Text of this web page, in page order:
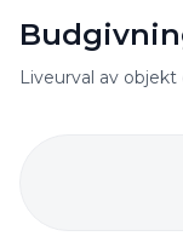
Liveurval av